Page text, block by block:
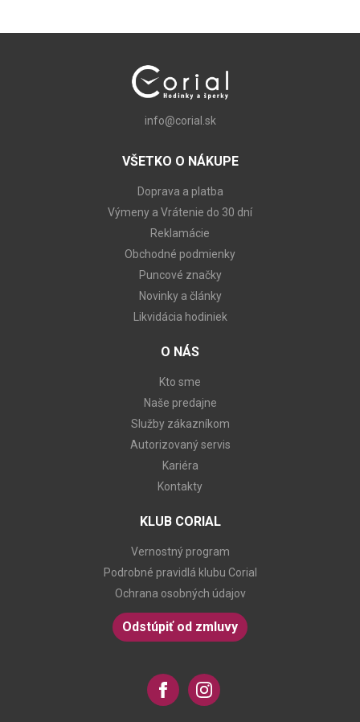
info@corial.sk
VŠETKO O NÁKUPE
Doprava a platba
Výmeny a Vrátenie do 30 dní
Reklamácie
Obchodné podmienky
Puncové značky
Novinky a články
Likvidácia hodiniek
O NÁS
Kto sme
Naše predajne
Služby zákazníkom
Autorizovaný servis
Kariéra
Kontakty
KLUB CORIAL
Vernostný program
Podrobné pravidlá klubu Corial
Ochrana osobných údajov
Odstúpiť od zmluvy